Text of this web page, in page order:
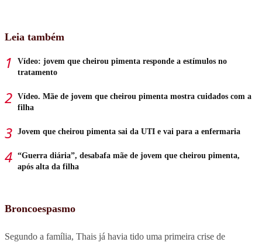
Leia também
Vídeo: jovem que cheirou pimenta responde a estímulos no
tratamento
Vídeo. Mãe de jovem que cheirou pimenta mostra cuidados com a
filha
Jovem que cheirou pimenta sai da UTI e vai para a enfermaria
“Guerra diária”, desabafa mãe de jovem que cheirou pimenta,
após alta da filha
Broncoespasmo
Segundo a família, Thais já havia tido uma primeira crise de